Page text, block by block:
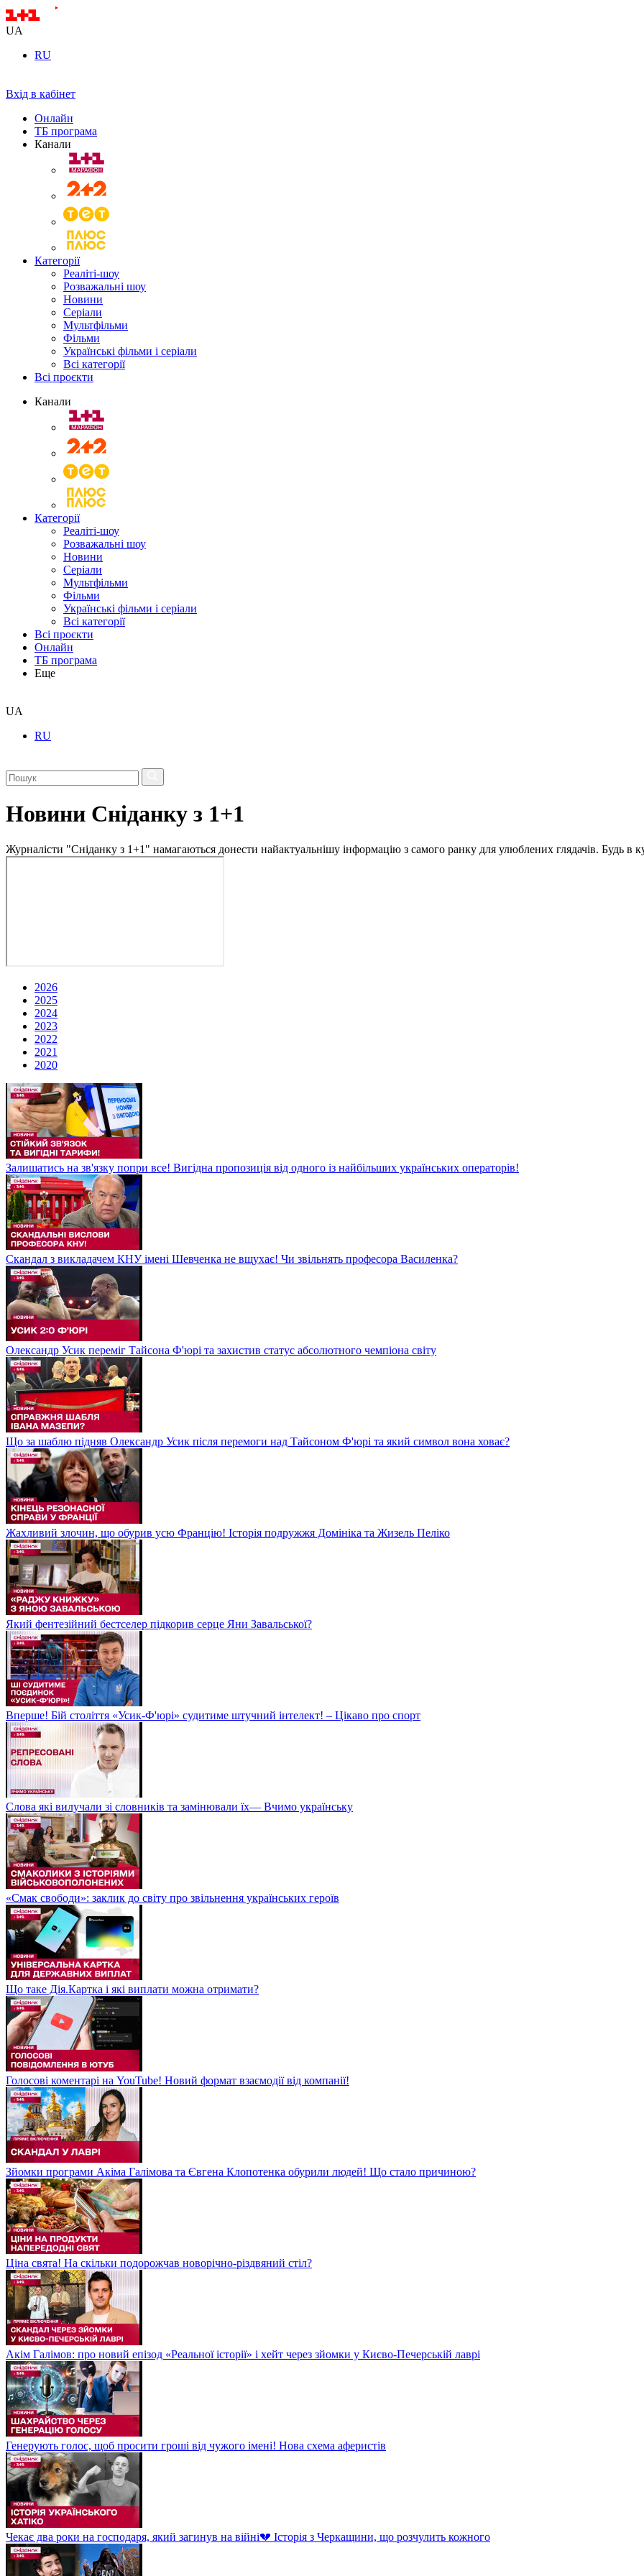
UA
RU
Вхід в кабінет
Онлайн
ТБ програма
Канали
Категорії
Реаліті-шоу
Розважальні шоу
Новини
Серіали
Мультфільми
Фільми
Українські фільми і серіали
Всі категорії
Всі проєкти
Канали
Категорії
Реаліті-шоу
Розважальні шоу
Новини
Серіали
Мультфільми
Фільми
Українські фільми і серіали
Всі категорії
Всі проєкти
Онлайн
ТБ програма
Еще
UA
RU
Новини Сніданку з 1+1
Журналісти "Сніданку з 1+1" намагаються донести найактуальнішу інформацію з самого ранку для улюблених глядачів. Будь в
2026
2025
2024
2023
2022
2021
2020
Залишатись на зв'язку попри все! Вигідна пропозиція від одного із найбільших українських операторів!
Скандал з викладачем КНУ імені Шевченка не вщухає! Чи звільнять професора Василенка?
Олександр Усик переміг Тайсона Ф'юрі та захистив статус абсолютного чемпіона світу
Що за шаблю підняв Олександр Усик після перемоги над Тайсоном Ф'юрі та який символ вона ховає?
Жахливий злочин, що обурив усю Францію! Історія подружжя Домініка та Жизель Пеліко
Який фентезійний бестселер підкорив серце Яни Завальської?
Вперше! Бій століття «Усик-Ф'юрі» судитиме штучний інтелект! – Цікаво про спорт
Слова які вилучали зі словників та замінювали їх— Вчимо українську
«Смак свободи»: заклик до світу про звільнення українських героїв
Що таке Дія.Картка і які виплати можна отримати?
Голосові коментарі на YouTube! Новий формат взаємодії від компанії!
Зйомки програми Акіма Галімова та Євгена Клопотенка обурили людей! Що стало причиною?
Ціна свята! На скільки подорожчав новорічно-різдвяний стіл?
Акім Галімов: про новий епізод «Реальної історії» і хейт через зйомки у Києво-Печерській лаврі
Генерують голос, щоб просити гроші від чужого імені! Нова схема аферистів
Чекає два роки на господаря, який загинув на війні💔 Історія з Черкащини, що розчулить кожного